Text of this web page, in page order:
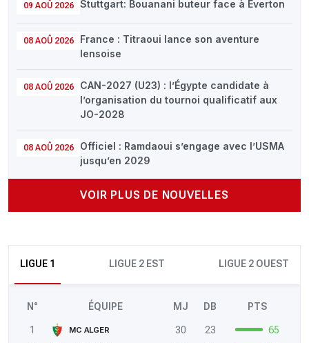
09 AOÛ 2026 Stuttgart: Bouanani buteur face à Everton
08 AOÛ 2026
France : Titraoui lance son aventure
lensoise
08 AOÛ 2026
CAN-2027 (U23) : l’Égypte candidate à
l’organisation du tournoi qualificatif aux
JO-2028
08 AOÛ 2026
Officiel : Ramdaoui s’engage avec l’USMA
jusqu’en 2029
VOIR PLUS DE NOUVELLES
LIGUE 1 LIGUE 2 EST LIGUE 2 OUEST
N° ÉQUIPE MJ DB PTS
1 MC ALGER 30 23
65